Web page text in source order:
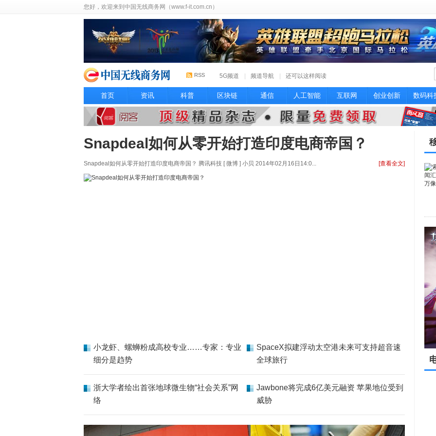
您好，欢迎来到中国无线商务网（www.f-it.com.cn）
RSS 5G频道 频道导航 还可以这样阅读
首页 资讯 科普 区块链 通信 人工智能 互联网 创业创新 数码科
Snapdeal如何从零开始打造印度电商帝国？
[查看全文]
Snapdeal如何从零开始打造印度电商帝国？ 腾讯科技 [ 微博 ] 小贝 2014年02月16日14:0...
小龙虾、螺蛳粉成高校专业……专家：专业
细分是趋势
SpaceX拟建浮动太空港未来可支持超音速
全球旅行
浙大学者绘出首张地球微生物“社会关系”网
络
Jawbone将完成6亿美元融资 苹果地位受到
威胁